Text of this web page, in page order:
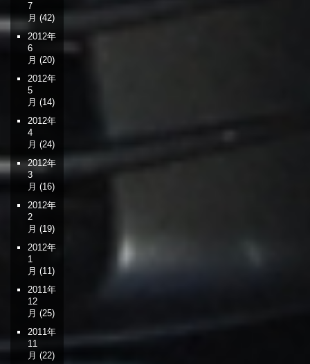
7
月 (42)
2012年
6
月 (20)
2012年
5
月 (14)
2012年
4
月 (24)
2012年
3
月 (16)
2012年
2
月 (19)
2012年
1
月 (11)
2011年
12
月 (25)
2011年
11
月 (22)